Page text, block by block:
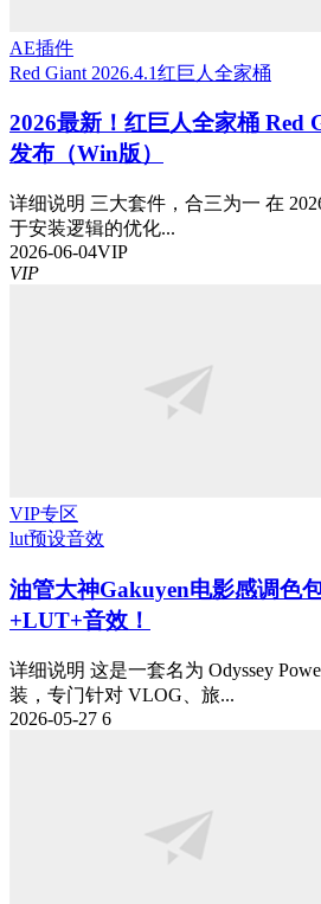
AE插件
Red Giant 2026.4.1红巨人全家桶
2026最新！红巨人全家桶 Red
发布（Win版）
详细说明 三大套件，合三为一 在
于安装逻辑的优化...
2026-06-04VIP
VIP
VIP专区
lut预设音效
油管大神Gakuyen电影感调色
+LUT+音效！
详细说明 这是一套名为 Odyssey
装，专门针对 VLOG、旅...
2026-05-27 6